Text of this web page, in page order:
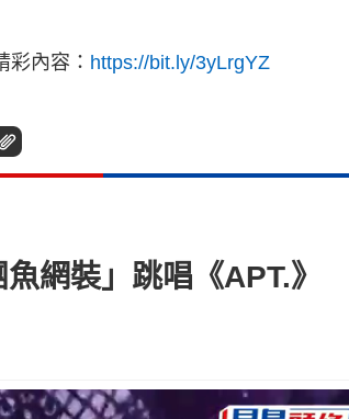
彩內容： https://bit.ly/3yLrgYZ
網裝」跳唱《APT.》